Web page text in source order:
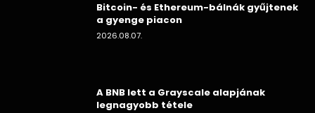
Bitcoin- és Ethereum-bálnák gyűjtenek
a gyenge piacon
2026.08.07.
A BNB lett a Grayscale alapjának
legnagyobb tétele